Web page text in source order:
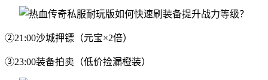
②21:00沙城押镖（元宝×2倍）
③23:00装备拍卖（低价捡漏橙装）